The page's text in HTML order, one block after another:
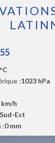
:1023 hPa
km/h
Sud-Est
:0 mm